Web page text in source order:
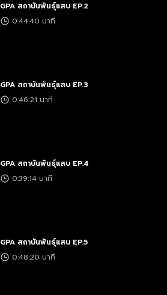
GPA สถาบันพันธุ์แสบ EP.2
0:44:40 นาที
GPA สถาบันพันธุ์แสบ EP.3
0:46:21 นาที
GPA สถาบันพันธุ์แสบ EP.4
0:39:14 นาที
GPA สถาบันพันธุ์แสบ EP.5
0:48:20 นาที